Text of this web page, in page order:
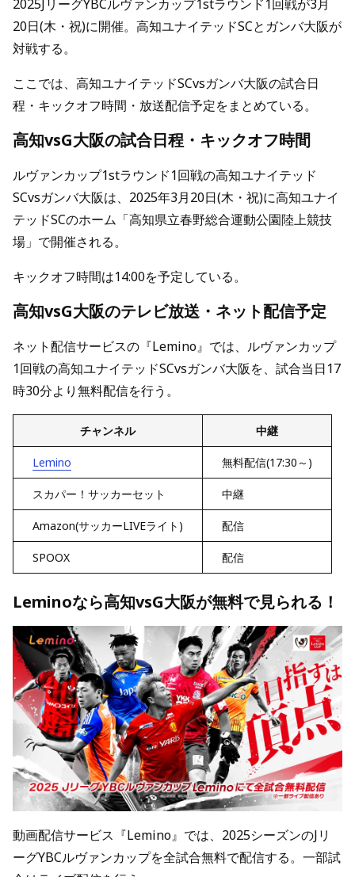
2025JリーグYBCルヴァンカップ1stラウンド1回戦が3月
20日(木・祝)に開催。高知ユナイテッドSCとガンバ大阪が
対戦する。
ここでは、高知ユナイテッドSCvsガンバ大阪の試合日
程・キックオフ時間・放送配信予定をまとめている。
高知vsG大阪の試合日程・キックオフ時間
ルヴァンカップ1stラウンド1回戦の高知ユナイテッド
SCvsガンバ大阪は、2025年3月20日(木・祝)に高知ユナイ
テッドSCのホーム「高知県立春野総合運動公園陸上競技
場」で開催される。
キックオフ時間は14:00を予定している。
高知vsG大阪のテレビ放送・ネット配信予定
ネット配信サービスの『Lemino』では、ルヴァンカップ
1回戦の高知ユナイテッドSCvsガンバ大阪を、試合当日17
時30分より無料配信を行う。
チャンネル 中継
Lemino 無料配信(17:30～)
スカパー！サッカーセット 中継
Amazon(サッカーLIVEライト) 配信
SPOOX 配信
Leminoなら高知vsG大阪が無料で見られる！
動画配信サービス『Lemino』では、2025シーズンのJリ
ーグYBCルヴァンカップを全試合無料で配信する。一部試